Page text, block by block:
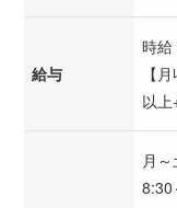
給与
時給
【
以
月
8:30